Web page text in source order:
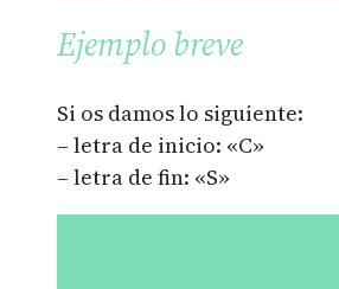
Ejemplo breve
Si os damos lo siguiente:
– letra de inicio: «C»
– letra de fin: «S»